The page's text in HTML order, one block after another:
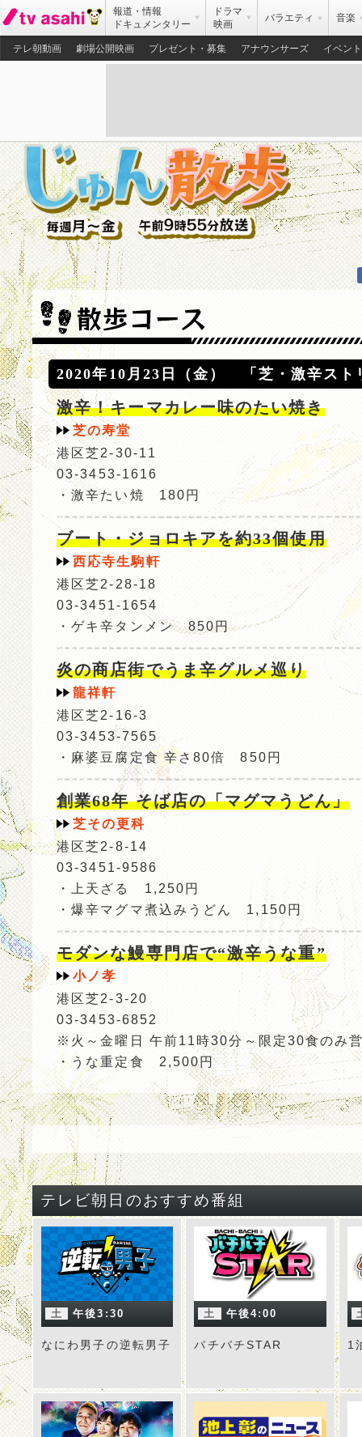
報道・情報
ドキュメンタリー
ドラマ
映画
バラエティ 音楽
テレ朝動画 劇場公開映画 プレゼント・募集 アナウンサーズ イベント
2020年10月23日（金） 「芝・激辛スト
激辛！キーマカレー味のたい焼き
芝の寿堂
港区芝2-30-11
03-3453-1616
・激辛たい焼 180円
ブート・ジョロキアを約33個使用
西応寺生駒軒
港区芝2-28-18
03-3451-1654
・ゲキ辛タンメン 850円
炎の商店街でうま辛グルメ巡り
龍祥軒
港区芝2-16-3
03-3453-7565
・麻婆豆腐定食 辛さ80倍 850円
創業68年 そば店の「マグマうどん」
芝その更科
港区芝2-8-14
03-3451-9586
・上天ざる 1,250円
・爆辛マグマ煮込みうどん 1,150円
モダンな鰻専門店で“激辛うな重”
小ノ孝
港区芝2-3-20
03-3453-6852
※火～金曜日 午前11時30分～限定30食のみ
・うな重定食 2,500円
テレビ朝日のおすすめ番組
土 午後3:30
なにわ男子の逆転男子
土 午後4:00
バチバチSTAR 1